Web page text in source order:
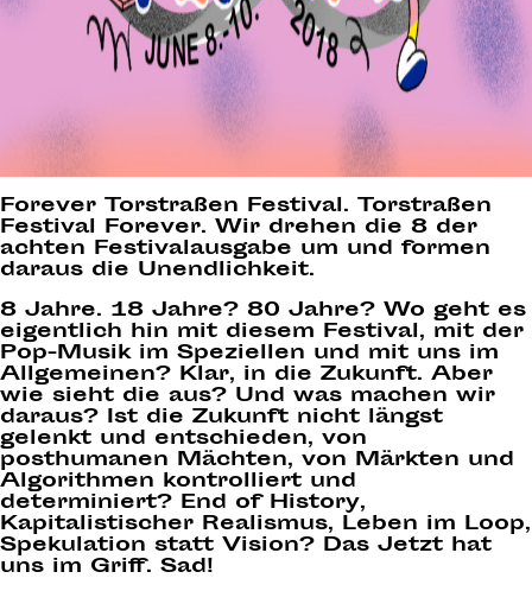
Forever Torstraßen Festival. Torstraßen
Festival Forever. Wir drehen die 8 der
achten Festivalausgabe um und formen
daraus die Unendlichkeit.
8 Jahre. 18 Jahre? 80 Jahre? Wo geht es
eigentlich hin mit diesem Festival, mit der
Pop-Musik im Speziellen und mit uns im
Allgemeinen? Klar, in die Zukunft. Aber
wie sieht die aus? Und was machen wir
daraus? Ist die Zukunft nicht längst
gelenkt und entschieden, von
posthumanen Mächten, von Märkten und
Algorithmen kontrolliert und
determiniert? End of History,
Kapitalistischer Realismus, Leben im Loop,
Spekulation statt Vision? Das Jetzt hat
uns im Griff. Sad!